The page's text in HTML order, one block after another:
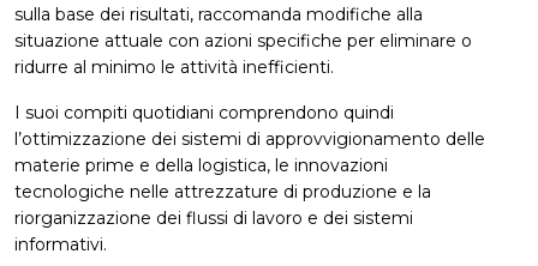
sulla base dei risultati, raccomanda modifiche alla
situazione attuale con azioni specifiche per eliminare o
ridurre al minimo le attività inefficienti.
I suoi compiti quotidiani comprendono quindi
l’ottimizzazione dei sistemi di approvvigionamento delle
materie prime e della logistica, le innovazioni
tecnologiche nelle attrezzature di produzione e la
riorganizzazione dei flussi di lavoro e dei sistemi
informativi.